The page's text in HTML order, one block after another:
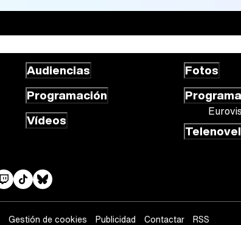
Audiencias
Programación
Vídeos
Fotos
Gestión de cookies Publicidad Contactar RSS